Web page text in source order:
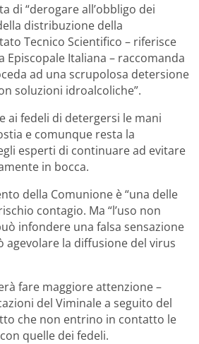
di “derogare all’obbligo dei
distribuzione della
Tecnico Scientifico – riferisce
Episcopale Italiana – raccomanda
ad una scrupolosa detersione
soluzioni idroalcoliche”.
ai fedeli di detergersi le mani
e comunque resta la
esperti di continuare ad evitare
in bocca.
della Comunione è “una delle
contagio. Ma “l’uso non
infondere una falsa sensazione
agevolare la diffusione del virus
fare maggiore attenzione –
del Viminale a seguito del
che non entrino in contatto le
quelle dei fedeli.